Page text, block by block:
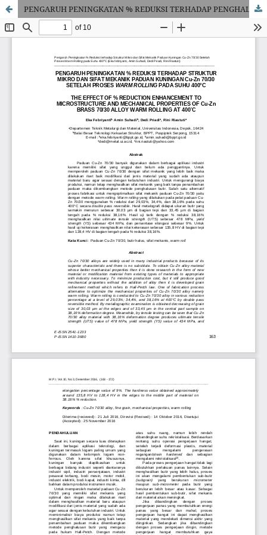
PENGARUH PENINGKATAN % REDUKSI TERHADAP PENGHALUSAN BUTIR DAN SIFAT MEKANIK PADUAN Cu-Zn 70/30 SETELAH DEFORMASI PADA SUHU 400Â°C